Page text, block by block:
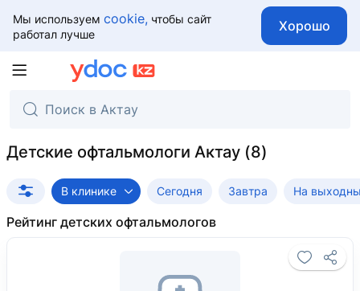
Мы используем cookie, чтобы сайт
работал лучше
Хорошо
Детские офтальмологи Актау
В клинике Сегодня Завтра На
Рейтинг детских офтальмологов